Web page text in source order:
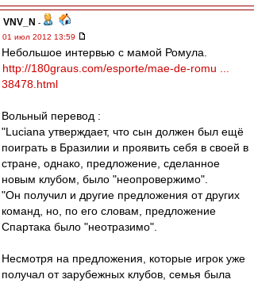
VNV_N -
01 июл 2012 13:59
Небольшое интервью с мамой Ромула.
http://180graus.com/esporte/mae-de-romu ...
38478.html
Вольный перевод :
"Luciana утверждает, что сын должен был ещё
поиграть в Бразилии и проявить себя в своей в
стране, однако, предложение, сделанное
новым клубом, было "неопровержимо".
"Он получил и другие предложения от других
команд, но, по его словам, предложение
Спартака было "неотразимо".
Несмотря на предложения, которые игрок уже
получал от зарубежных клубов, семья была